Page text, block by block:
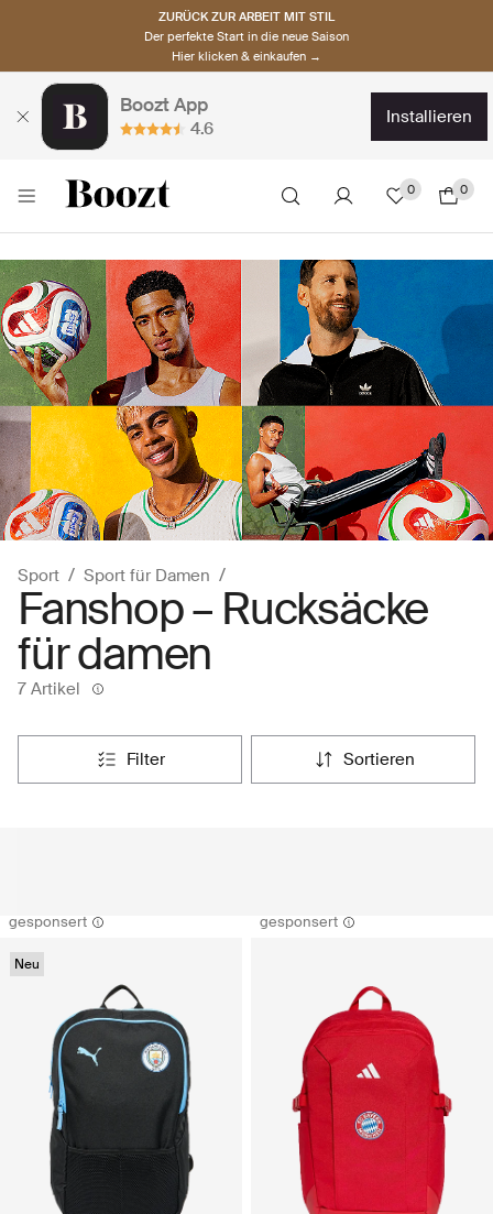
ZURÜCK ZUR ARBEIT MIT STIL
Der perfekte Start in die neue Saison
Hier klicken & einkaufen →
Boozt App
4.6
installieren
0 0
Sport Sport für Damen
Fanshop – Rucksäcke
für damen
7 Artikel
filter sortieren
gesponsert
Neu
gesponsert